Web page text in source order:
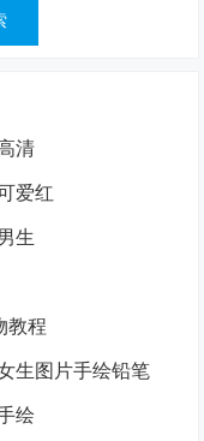
清
爱红
生
教程
生图片手绘铅笔
绘